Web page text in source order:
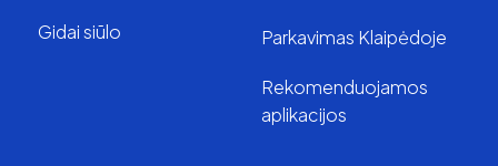
Gidai siūlo Parkavimas Klaipėdoje
Rekomenduojamos
aplikacijos